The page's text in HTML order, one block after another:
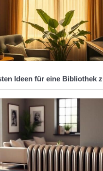
Ideen für eine Bibliothek